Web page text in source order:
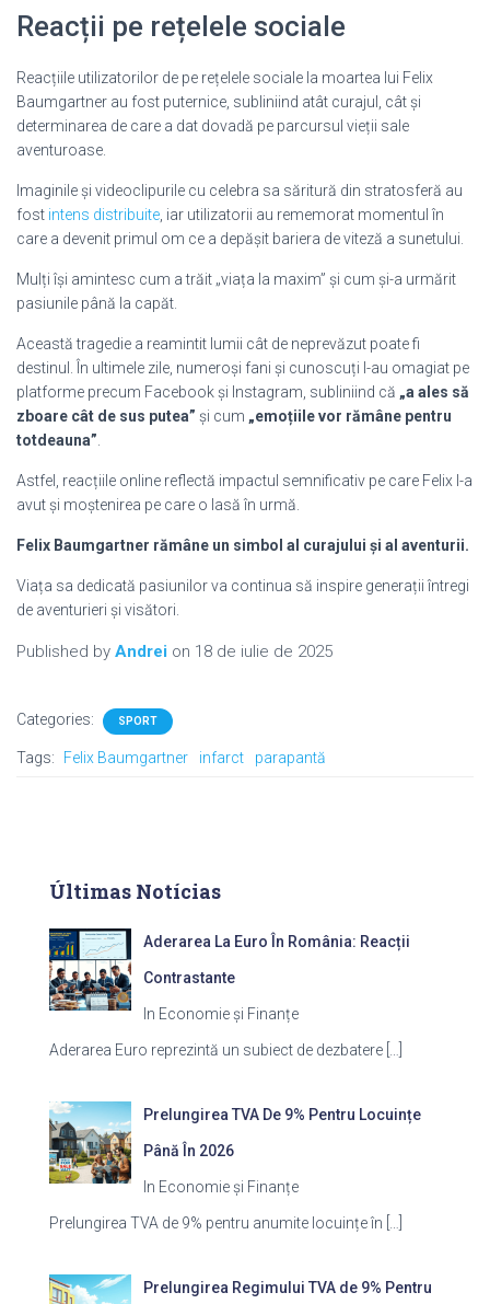
Reacții pe rețelele sociale
Reacțiile utilizatorilor de pe rețelele sociale la moartea lui Felix
Baumgartner au fost puternice, subliniind atât curajul, cât și
determinarea de care a dat dovadă pe parcursul vieții sale
aventuroase.
Imaginile și videoclipurile cu celebra sa săritură din stratosferă au
fost intens distribuite , iar utilizatorii au rememorat momentul în
care a devenit primul om ce a depășit bariera de viteză a sunetului.
Mulți își amintesc cum a trăit „viața la maxim” și cum și-a urmărit
pasiunile până la capăt.
Această tragedie a reamintit lumii cât de neprevăzut poate fi
destinul. În ultimele zile, numeroși fani și cunoscuți l-au omagiat pe
platforme precum Facebook și Instagram, subliniind că „a ales să
zboare cât de sus putea” și cum „emoțiile vor rămâne pentru
totdeauna”
Astfel, reacțiile online reflectă impactul semnificativ pe care Felix l-a
avut și moștenirea pe care o lasă în urmă.
Felix Baumgartner rămâne un simbol al curajului și al aventurii.
Viața sa dedicată pasiunilor va continua să inspire generații întregi
de aventurieri și visători.
Published by Andrei on 18 de iulie de 2025
Categories: SPORT
Tags: Felix Baumgartner infarct parapantă
Últimas Notícias
Aderarea La Euro În România: Reacții
Contrastante
In Economie și Finanțe
Aderarea Euro reprezintă un subiect de dezbatere
Prelungirea TVA De 9% Pentru Locuințe
Până În 2026
In Economie și Finanțe
Prelungirea TVA de 9% pentru anumite locuințe în
Prelungirea Regimului TVA de 9% Pentru